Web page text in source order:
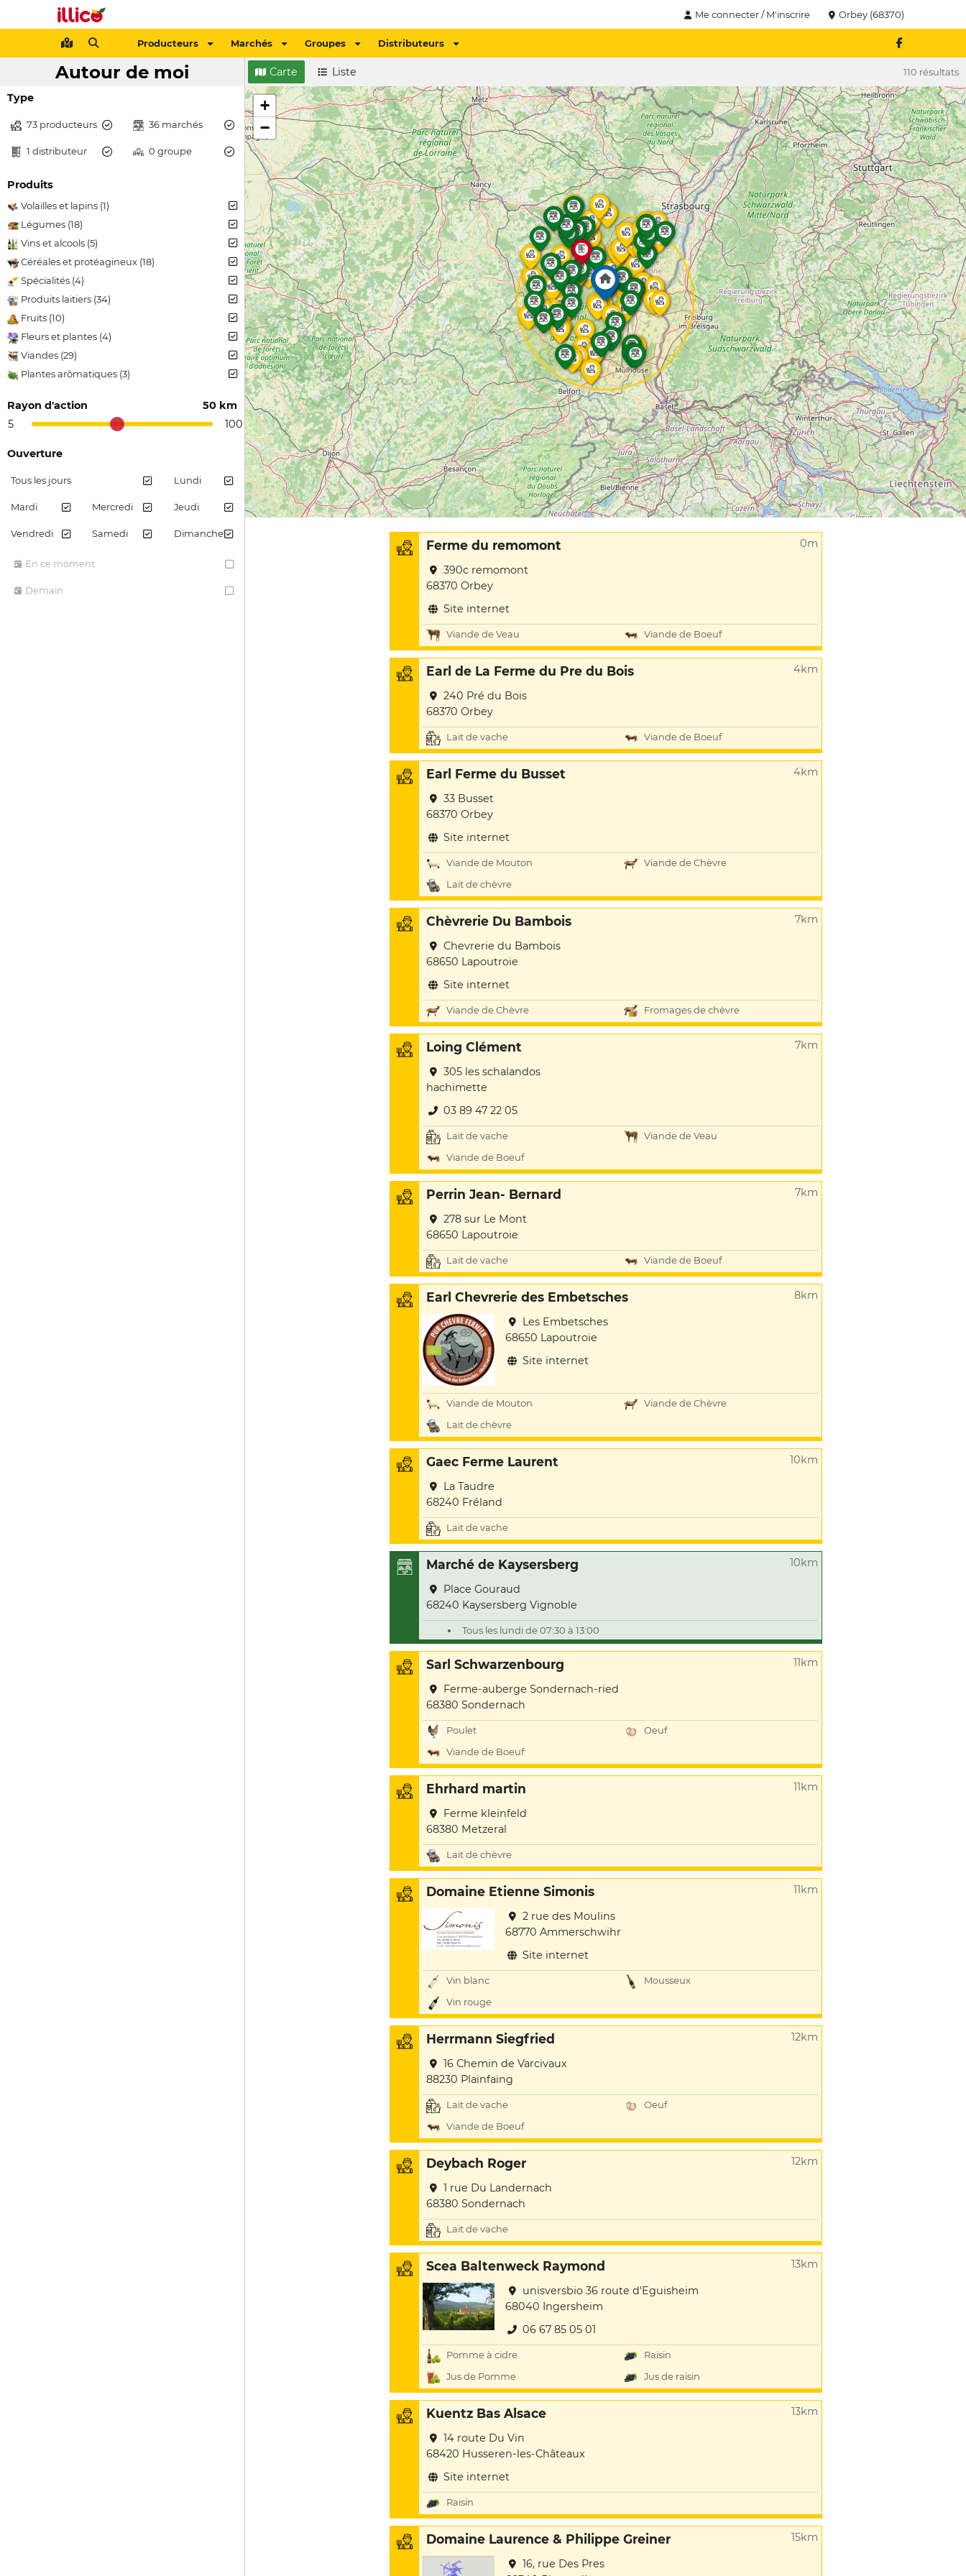
Me connecter / M'inscrire Orbey (68370)
Producteurs Marchés Groupes Distributeurs
Autour de moi
Type
73 producteurs 36 marchés
1 distributeur 0 groupe
Produits
Volailles et lapins (1)
Légumes (18)
Vins et alcools (5)
Céréales et protéagineux (18)
Spécialités (4)
Produits laitiers (34)
Fruits (10)
Fleurs et plantes (4)
Viandes (29)
Plantes arômatiques (3)
Jus et sirops de fruits (8)
50 km
Rayon d'action
5
100
Ouverture
Tous les jours Lundi
Mardi Mercredi Jeudi
Vendredi Samedi Dimanche
En ce moment
Demain
110 résultats
Carte Liste
+
−
Ferme du remomont 0m
390c remomont
68370 Orbey
Site internet
Viande de Veau Viande de Boeuf
Earl de La Ferme du Pre du Bois 4km
240 Pré du Bois
68370 Orbey
Lait de vache Viande de Boeuf
Earl Ferme du Busset 4km
33 Busset
68370 Orbey
Site internet
Viande de Mouton
Viande de Chèvre
Lait de chèvre
Chèvrerie Du Bambois 7km
Chevrerie du Bambois
68650 Lapoutroie
Site internet
Viande de Chèvre Fromages de chèvre
Loing Clément 7km
305 les schalandos
hachimette
03 89 47 22 05
Lait de vache
Viande de Veau
Viande de Boeuf
Perrin Jean- Bernard 7km
278 sur Le Mont
68650 Lapoutroie
Lait de vache Viande de Boeuf
Earl Chevrerie des Embetsches 8km
Les Embetsches
68650 Lapoutroie
Site internet
Viande de Mouton
Viande de Chèvre
Lait de chèvre
Gaec Ferme Laurent 10km
La Taudre
68240 Fréland
Lait de vache
Marché de Kaysersberg 10km
Place Gouraud
68240 Kaysersberg Vignoble
Tous les lundi de 07:30 à 13:00
Sarl Schwarzenbourg 11km
Ferme-auberge Sondernach-ried
68380 Sondernach
Poulet
Oeuf
Viande de Boeuf
Ehrhard martin 11km
Ferme kleinfeld
68380 Metzeral
Lait de chèvre
Domaine Etienne Simonis 11km
2 rue des Moulins
68770 Ammerschwihr
Site internet
Vin blanc
Mousseux
Vin rouge
Herrmann Siegfried 12km
16 Chemin de Varcivaux
88230 Plainfaing
Lait de vache
Oeuf
Viande de Boeuf
Deybach Roger 12km
1 rue Du Landernach
68380 Sondernach
Lait de vache
Scea Baltenweck Raymond 13km
unisversbio 36 route d'Eguisheim
68040 Ingersheim
06 67 85 05 01
Pomme à cidre
Raisin
Jus de Pomme
Jus de raisin
Kuentz Bas Alsace 13km
14 route Du Vin
68420 Husseren-les-Châteaux
Site internet
Raisin
Domaine Laurence & Philippe Greiner 15km
16, rue Des Pres